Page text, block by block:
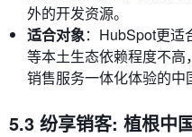
外的开发资源。
适合对象：HubSpot更适
等本土生态依赖程度不
销售服务一体化体验的中
5.3 纷享销客: 植根中